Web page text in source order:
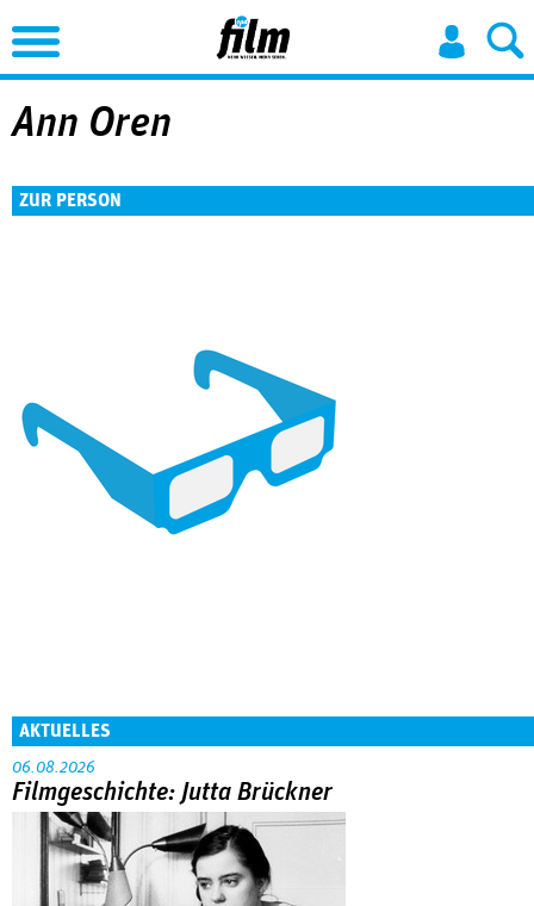
Jump to Navigation
Ann Oren
ZUR PERSON
AKTUELLES
06.08.2026
Filmgeschichte: Jutta Brückner